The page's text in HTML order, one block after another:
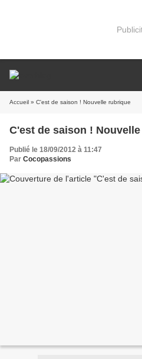
Accueil » C'est de saison ! Nouvelle rubrique
C'est de saison !
Publié le 18/09/2012 à 11:47
Par Cocopassions